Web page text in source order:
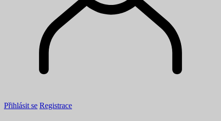
Přihlásit se Registrace